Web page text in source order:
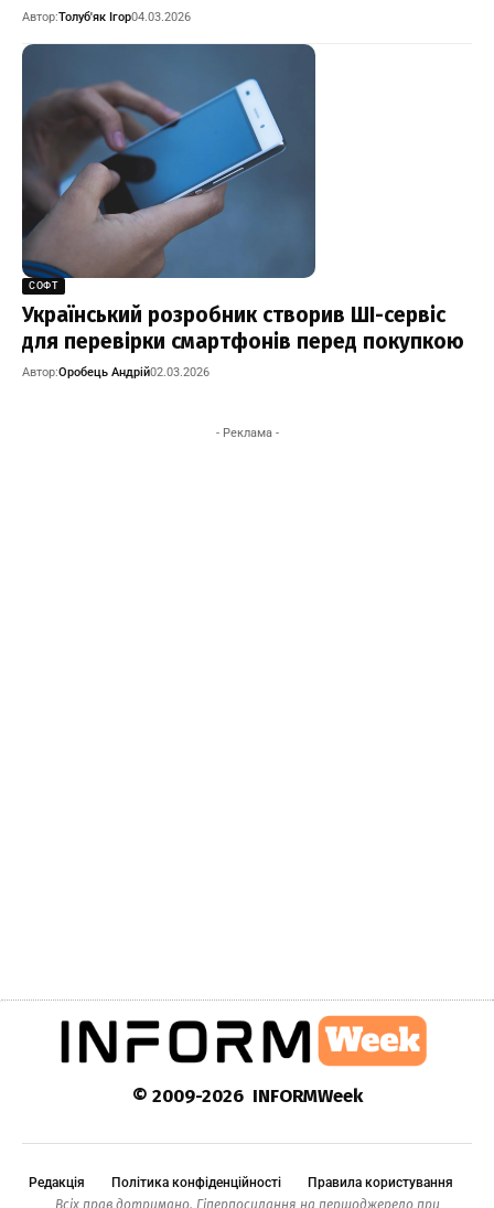
Автор:Толуб'як Ігор04.03.2026
СОФТ
Український розробник створив ШІ-сервіс
для перевірки смартфонів перед покупкою
Автор:Оробець Андрій02.03.2026
- Реклама -
© 2009-2026 INFORMWeek
Редакція Політика конфіденційності
Правила користування
Всіх прав дотримано. Гіперпосилання на першоджерело при